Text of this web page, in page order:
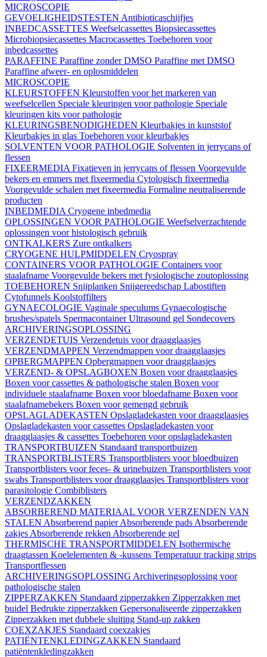
MICROSCOPIE
GEVOELIGHEIDSTESTEN Antibioticaschijfjes
INBEDCASSETTES Weefselcassettes Biopsiecassettes
Microbiopsiecassettes Macrocassettes Toebehoren voor
inbedcassettes
PARAFFINE Paraffine zonder DMSO Paraffine met DMSO
Paraffine afweer- en oplosmiddelen
MICROSCOPIE
KLEURSTOFFEN Kleurstoffen voor het markeren van
weefselcellen Speciale kleuringen voor pathologie Speciale
kleuringen kits voor pathologie
KLEURINGSBENODIGHEDEN Kleurbakjes in kunststof
Kleurbakjes in glas Toebehoren voor kleurbakjes
SOLVENTEN VOOR PATHOLOGIE Solventen in jerrycans of
flessen
FIXEERMEDIA Fixatieven in jerrycans of flessen Voorgevulde
bekers en emmers met fixeermedia Cytologisch fixeermedia
Voorgevulde schalen met fixeermedia Formaline neutraliserende
producten
INBEDMEDIA Cryogene inbedmedia
OPLOSSINGEN VOOR PATHOLOGIE Weefselverzachtende
oplossingen voor histologisch gebruik
ONTKALKERS Zure ontkalkers
CRYOGENE HULPMIDDELEN Cryospray
CONTAINERS VOOR PATHOLOGIE Containers voor
staalafname Voorgevulde bekers met fysiologische zoutoplossing
TOEBEHOREN Snijplanken Snijgereedschap Labostiften
Cytofunnels Koolstoffilters
GYNAECOLOGIE Vaginale speculums Gynaecologische
brushes/spatels SpermacontainerUltrasound gel Sondecovers
ARCHIVERINGSOPLOSSING
VERZENDETUIS Verzendetuis voor draagglaasjes
VERZENDMAPPEN Verzendmappen voor draagglaasjes
OPBERGMAPPEN Opbergmappen voor draagglaasjes
VERZEND- & OPSLAGBOXEN Boxen voor draagglaasjes
Boxen voor cassettes & pathologische stalen Boxen voor
individuele staalafname Boxen voor bloedafname Boxen voor
staalafnamebekers Boxen voor gemengd gebruik
OPSLAGLADEKASTEN Opslagladekasten voor draagglaasjes
Opslagladekasten voor cassettes Opslagladekasten voor
draagglaasjes & cassettes Toebehoren voor opslagladekasten
TRANSPORTBUIZEN Standaard transportbuizen
TRANSPORTBLISTERS Transportblisters voor bloedbuizen
Transportblisters voor feces- & urinebuizen Transportblisters voor
swabs Transportblisters voor draagglaasjes Transportblisters voor
parasitologie Combiblisters
VERZENDZAKKEN
ABSORBEREND MATERIAAL VOOR VERZENDEN VAN
STALEN Absorberend papierAbsorberende pads Absorberende
zakjes Absorberende rekken Absorberende gel
THERMISCHE TRANSPORTMIDDELEN Isothermische
draagtassen Koelelementen & -kussens Temperatuur tracking strips
Transportflessen
ARCHIVERINGSOPLOSSING Archiveringsoplossing voor
pathologische stalen
ZIPPERZAKKEN Standaard zipperzakken Zipperzakken met
buidel Bedrukte zipperzakken Gepersonaliseerde zipperzakken
Zipperzakken met dubbele sluiting Stand-up zakken
COEXZAKJES Standaard coexzakjes
PATIËNTENKLEDINGZAKKEN Standaard
patiëntenkledingzakken